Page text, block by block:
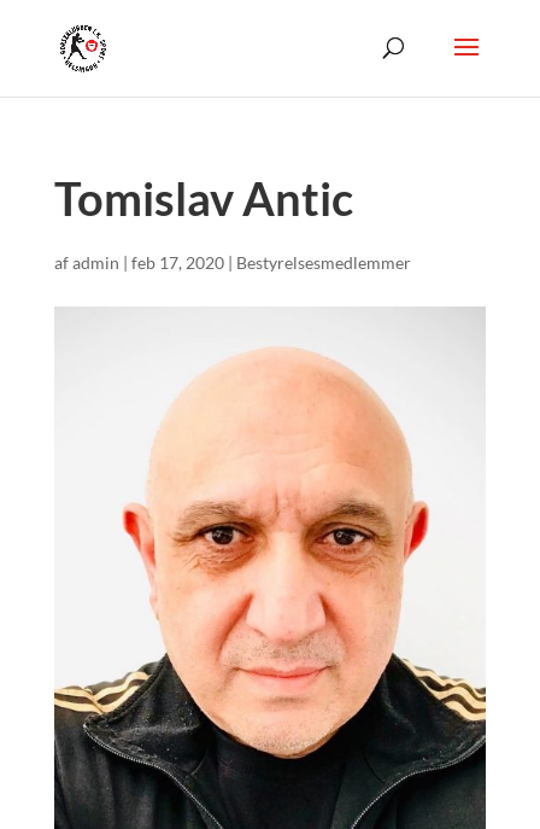
Tomislav Antic
afadmin | feb 17, 2020| Bestyrelsesmedlemmer